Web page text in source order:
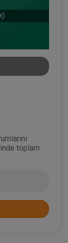
toplam